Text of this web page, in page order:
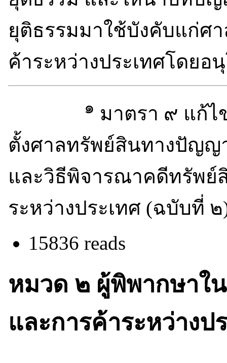
ยุติธรรมมาใช้บังคับแก่ศ
ค้าระหว่างประเทศโดยอ
๑ มาตรา ๙ แก้
ตั้งศาลทรัพย์สินทางปัญญ
และวิธีพิจารณาคดีทรัพ
ระหว่างประเทศ (ฉบับที่
15836 reads
หมวด ๒ ผู้พิพากษาใ
และการค้าระหว่าง